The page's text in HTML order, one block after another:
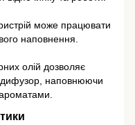
може працювати
наповнення.
олій дозволяє
наповнюючи